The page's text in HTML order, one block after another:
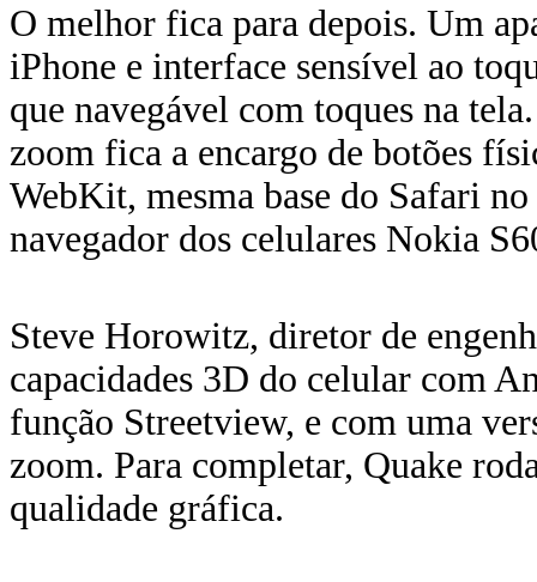
O melhor fica para depois. Um
iPhone e interface sensível ao
que navegável com toques na
zoom fica a encargo de botões
WebKit, mesma base do Safari
navegador dos celulares Nokia
Steve Horowitz, diretor de
capacidades 3D do celular com
função Streetview, e com uma
zoom. Para completar, Quake
qualidade gráfica.